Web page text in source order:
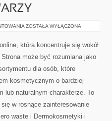
NATURALNA
ZOSTAŁA WYŁĄCZONA
która koncentruje się wokół
może być rozumiana jako
dla osób, które
kosmetycznym o bardziej
lub naturalnym charakterze. To
w rosnące zainteresowanie
waste i Dermokosmetyki i